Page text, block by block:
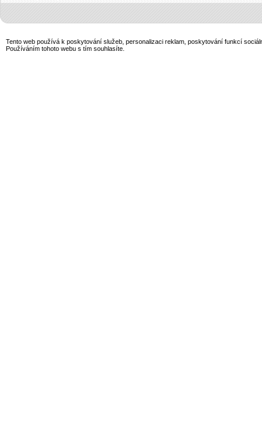
Tento web používá k poskytování služeb, personalizaci reklam, poskytování funkcí
Používáním tohoto webu s tím souhlasíte.